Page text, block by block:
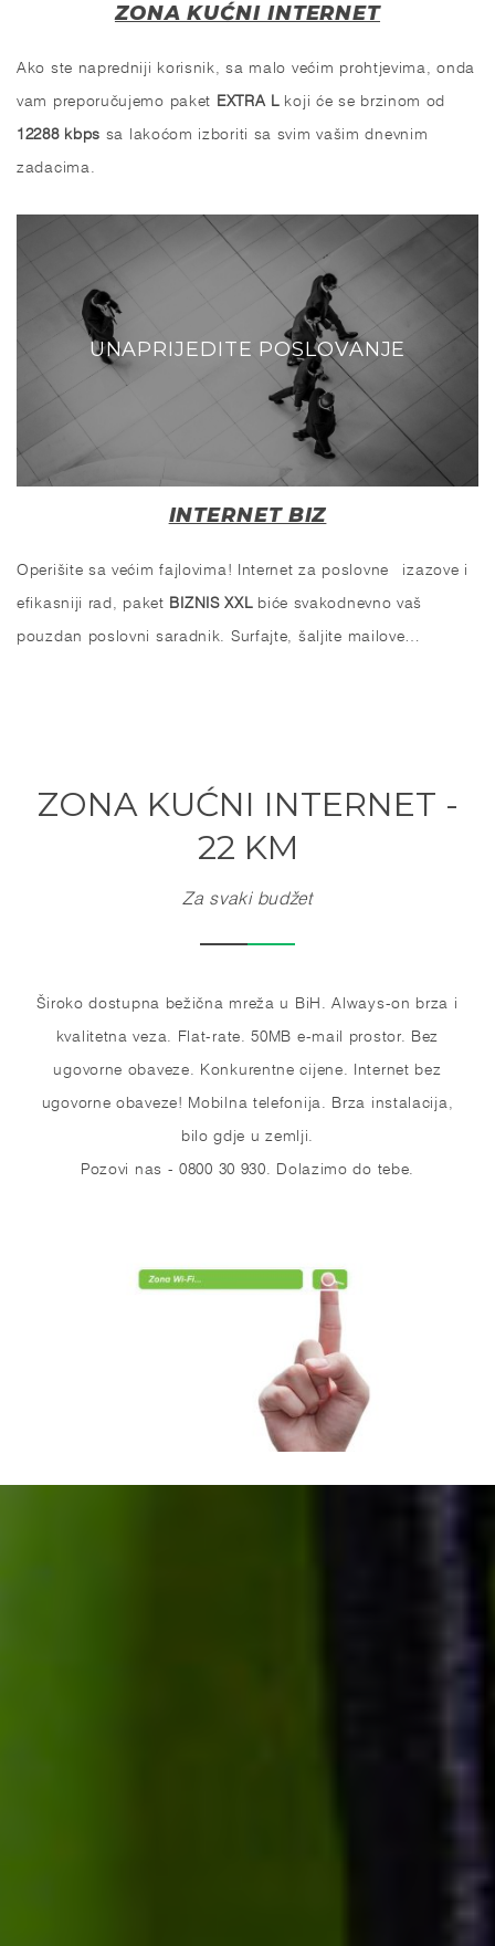
ZONA KUĆNI INTERNET
Ako ste napredniji korisnik, sa malo većim prohtjevima, onda
vam preporučujemo paket EXTRA L koji će se brzinom od
12288 kbps sa lakoćom izboriti sa svim vašim dnevnim
zadacima.
UNAPRIJEDITE POSLOVANJE
INTERNET BIZ
Operišite sa većim fajlovima! Internet za poslovne izazove i
efikasniji rad, paket BIZNIS XXL biće svakodnevno vaš
pouzdan poslovni saradnik. Surfajte, šaljite mailove…
ZONA KUĆNI INTERNET -
22 KM
Za svaki budžet
Široko dostupna bežična mreža u BiH. Always-on brza i
kvalitetna veza. Flat-rate. 50MB e-mail prostor. Bez
ugovorne obaveze. Konkurentne cijene. Internet bez
ugovorne obaveze! Mobilna telefonija. Brza instalacija,
bilo gdje u zemlji.
Pozovi nas - 0800 30 930. Dolazimo do tebe.